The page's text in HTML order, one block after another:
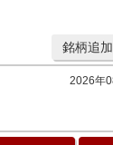
銘柄追加
2026年